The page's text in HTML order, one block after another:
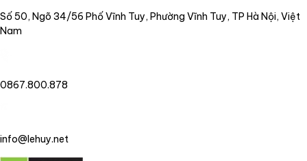
Số 50, Ngõ 34/56 Phố Vĩnh Tuy, Phường Vĩnh Tuy, TP Hà Nội, Việt
Nam
0867.800.878
info@lehuy.net